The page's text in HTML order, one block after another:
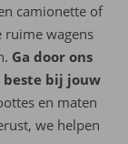
camionette of
ruime wagens
Ga door ons
beste bij jouw
en maten
we helpen